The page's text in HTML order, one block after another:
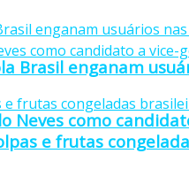
Neves como
Brasil enganam
e frutas